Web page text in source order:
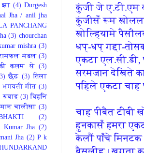
कुंजी जे ए.टी.एम
कुंजीसँ रूम
खोल्हि‍यामे
धप्-धप् गद्दा-
एकटा
सरमजान देखि‍ते
पहि‍ले एकटा
चाह पीबैत टीबी
हुनकासँ हमरा
केलौं पाँचे
बैसलीह। खगता
(4) Durgesh
Jha / anil jha
PANCHANG
(3) chourchan
mishra (3)
मंडल (3)
कलम से
(3)
छैठ (3) तिला
भगवती गीत (3)
रूबाइ (3) विहनि
चालीसा (3)
(2)
Kumar Jha (2)
Jha (2) P k